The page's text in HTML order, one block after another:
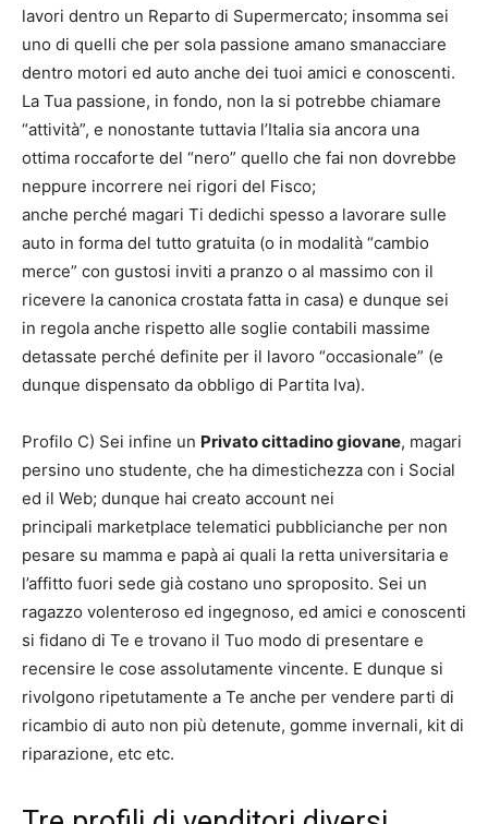
lavori dentro un Reparto di Supermercato; insomma sei
uno di quelli che per sola passione amano smanacciare
dentro motori ed auto anche dei tuoi amici e conoscenti.
La Tua passione, in fondo, non la si potrebbe chiamare
“attività”, e nonostante tuttavia l’Italia sia ancora una
ottima roccaforte del “nero” quello che fai non dovrebbe
neppure incorrere nei rigori del Fisco;
anche perché magari Ti dedichi spesso a lavorare sulle
auto in forma del tutto gratuita (o in modalità “cambio
merce” con gustosi inviti a pranzo o al massimo con il
ricevere la canonica crostata fatta in casa) e dunque sei
in regola anche rispetto alle soglie contabili massime
detassate perché definite per il lavoro “occasionale” (e
dunque dispensato da obbligo di Partita Iva).
Profilo C) Sei infine un Privato cittadino giovane, magari
persino uno studente, che ha dimestichezza con i Social
ed il Web; dunque hai creato account nei
principali marketplace telematici pubblicianche per non
pesare su mamma e papà ai quali la retta universitaria e
l’affitto fuori sede già costano uno sproposito. Sei un
ragazzo volenteroso ed ingegnoso, ed amici e conoscenti
si fidano di Te e trovano il Tuo modo di presentare e
recensire le cose assolutamente vincente. E dunque si
rivolgono ripetutamente a Te anche per vendere parti di
ricambio di auto non più detenute, gomme invernali, kit di
riparazione, etc etc.